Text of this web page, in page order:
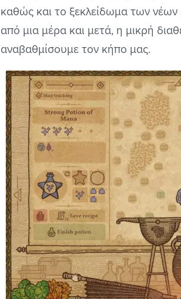
καθώς και το ξεκλείδωμα των
από μια μέρα και μετά, η μικρή
αναβαθμίσουμε τον κήπο μας.